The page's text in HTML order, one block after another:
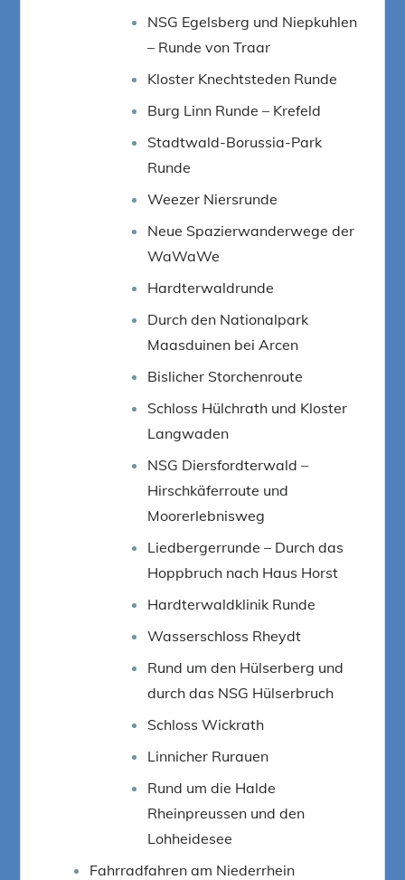
NSG Egelsberg und Niepkuhlen
– Runde von Traar
Kloster Knechtsteden Runde
Burg Linn Runde – Krefeld
Stadtwald-Borussia-Park
Runde
Weezer Niersrunde
Neue Spazierwanderwege der
WaWaWe
Hardterwaldrunde
Durch den Nationalpark
Maasduinen bei Arcen
Bislicher Storchenroute
Schloss Hülchrath und Kloster
Langwaden
NSG Diersfordterwald –
Hirschkäferroute und
Moorerlebnisweg
Liedbergerrunde – Durch das
Hoppbruch nach Haus Horst
Hardterwaldklinik Runde
Wasserschloss Rheydt
Rund um den Hülserberg und
durch das NSG Hülserbruch
Schloss Wickrath
Linnicher Rurauen
Rund um die Halde
Rheinpreussen und den
Lohheidesee
Fahrradfahren am Niederrhein